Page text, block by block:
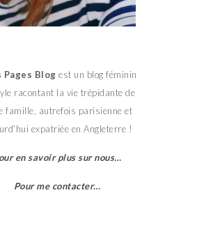
Pages Blog est un blog féminin
racontant la vie trépidante de
famille, autrefois parisienne et
expatriée en Angleterre !
en savoir plus sur nous…
Pour me contacter…